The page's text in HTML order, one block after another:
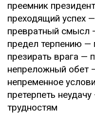
преемник
преходящий успех
превратный смысл
предел терпению —
презирать врага —
непреложный обет
непременное
претерпеть
трудностям